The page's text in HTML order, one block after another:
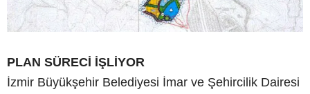
PLAN SÜRECİ İŞLİYOR
İzmir Büyükşehir Belediyesi İmar ve Şehircilik Dairesi